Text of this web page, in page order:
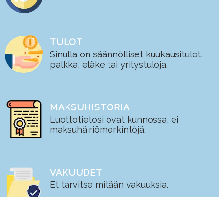
TULOT
Sinulla on säännölliset kuukausitulot,
palkka, eläke tai yritystuloja.
MAKSUHISTORIA
Luottotietosi ovat kunnossa, ei
maksuhäiriömerkintöjä.
VAKUUDET
Et tarvitse mitään vakuuksia.